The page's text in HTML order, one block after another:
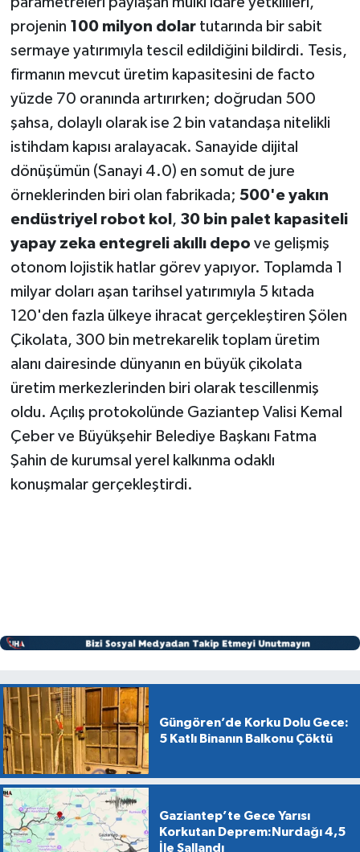
projenin 100 milyon dolartutarında bir sabit
sermaye yatırımıyla tescil edildiğini bildirdi. Tesis,
firmanın mevcut üretim kapasitesini de facto
yüzde 70 oranında artırırken; doğrudan 500
şahsa, dolaylı olarak ise 2 bin vatandaşa nitelikli
istihdam kapısı aralayacak. Sanayide dijital
dönüşümün (Sanayi 4.0) en somut de jure
örneklerinden biri olan fabrikada; 500'e yakın
endüstriyel robot kol , 30 bin palet kapasiteli
yapay zeka entegreli akıllı depo ve gelişmiş
otonom lojistik hatlar görev yapıyor. Toplamda 1
milyar doları aşan tarihsel yatırımıyla 5 kıtada
120'den fazla ülkeye ihracat gerçekleştiren Şölen
Çikolata, 300 bin metrekarelik toplam üretim
alanı dairesinde dünyanın en büyük çikolata
üretim merkezlerinden biri olarak tescillenmiş
oldu. Açılış protokolünde Gaziantep Valisi Kemal
Çeber ve Büyükşehir Belediye Başkanı Fatma
Şahin de kurumsal yerel kalkınma odaklı
konuşmalar gerçekleştirdi.
Güngören’de Korku Dolu Gece:
5 Katlı Binanın Balkonu Çöktü
Gaziantep’te Gece Yarısı
Korkutan Deprem:Nurdağı 4,5
İle Sallandı